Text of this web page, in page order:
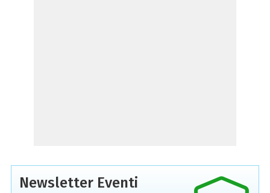
Newsletter Eventi